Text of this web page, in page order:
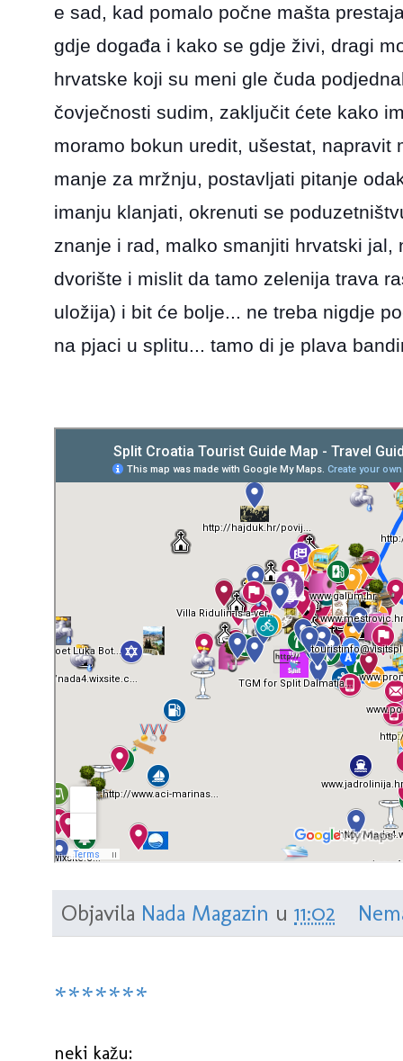
e sad, kad pomalo počne mašta
gdje događa i kako se gdje živi, dragi
hrvatske koji su meni gle čuda
čovječnosti sudim, zaključit ćete kako
moramo bokun uredit, ušestat, napravit
manje za mržnju, postavljati pitanje
imanju klanjati, okrenuti se
znanje i rad, malko smanjiti hrvatski jal,
dvorište i mislit da tamo zelenija trava
uložija) i bit će bolje... ne treba nigdje
na pjaci u splitu... tamo di je plava
Objavila Nada Magazin u 11:02
*******
neki kažu: